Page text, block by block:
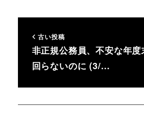
古い投稿
非正規公務員、不安な年
回らないのに (3/…